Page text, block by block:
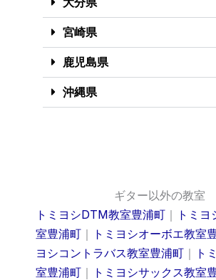
宮崎県
鹿児島県
沖縄県
ギター以外の教室
トミヨシDTM教室豊浦町 ｜ トミ
室豊浦町 ｜ トミヨシオーボエ教室
ヨシコントラバス教室豊浦町 ｜ ト
室豊浦町 ｜ トミヨシサックス教室